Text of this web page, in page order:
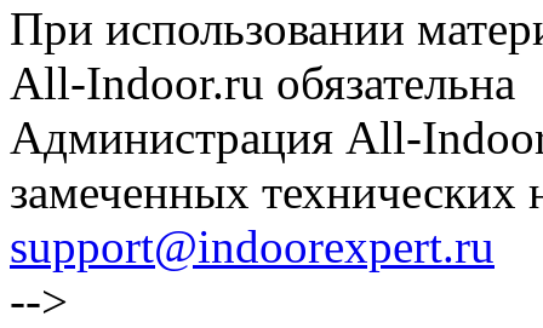
При использовании
All-Indoor.ru обязательна
Администрация All-
замеченных технических
support@indoorexpert.ru
-->